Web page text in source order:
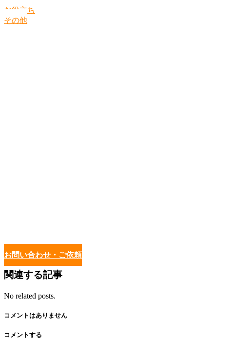
お役立ち
その他
お問い合わせ・ご依頼
関連する記事
No related posts.
コメントはありません
コメントする